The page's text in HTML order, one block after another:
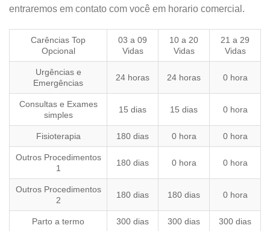
entraremos em contato com você em horario comercial.
Carências Top
Opcional
03 a 09
Vidas
10 a 20
Vidas
21 a 29
Vidas
Urgências e
Emergências
24 horas 24 horas 0 hora
Consultas e Exames
simples
15 dias 15 dias 0 hora
Fisioterapia 180 dias 0 hora 0 hora
Outros Procedimentos
1
180 dias 0 hora 0 hora
Outros Procedimentos
2
180 dias 180 dias 0 hora
Parto a termo 300 dias 300 dias 300 dias